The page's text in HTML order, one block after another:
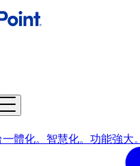
一體化。智慧化。功能強大。